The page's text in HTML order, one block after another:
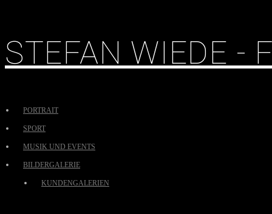
STEFAN WIEDE -
PORTRAIT
SPORT
MUSIK UND EVENTS
BILDERGALERIE
KUNDENGALERIEN